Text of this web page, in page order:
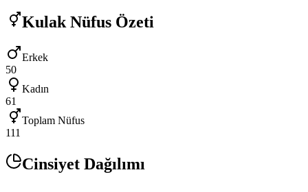
Kulak Nüfus Özeti
Erkek
50
Kadın
61
Toplam Nüfus
111
Cinsiyet Dağılımı